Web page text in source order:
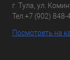
г. Тула, ул.
Тел. +7 (902) 848-
Посмотреть на